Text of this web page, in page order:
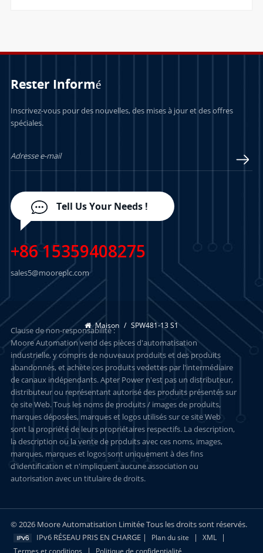
Maison / SPW481-13 S1
Rester Informé
Inscrivez-vous pour des nouvelles, des mises à jour et des offres
spéciales.
Tell Us Your Needs !
+86 15359408275
sales5@mooreplc.com
Clause de non-responsabilité :
Moore Automation vend des pièces d'automatisation
industrielle, y compris de nouveaux produits et des produits
abandonnés, et achète ces produits vedettes par l'intermédiaire
de canaux indépendants. Apter Power n'est pas un distributeur,
distributeur ou représentant autorisé des produits présentés sur
ce site Web. Tous les noms de produits / images de produits,
marques déposées, marques et logos utilisés sur ce site Web
sont la propriété de leurs propriétaires respectifs. La description,
la description ou la vente de produits avec ces noms, images,
marques, marques et logos sont uniquement à des fins
d'identification et n'impliquent aucune association ou
autorisation avec un titulaire de droits.
© 2026 Moore Automatisation Limitée Tous les droits sont réservés.
IPv6 RÉSEAU PRIS EN CHARGE |
Plan du site | XML |
|